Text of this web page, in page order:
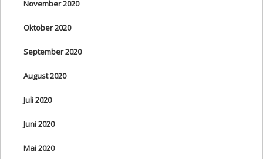
November 2020
Oktober 2020
September 2020
August 2020
Juli 2020
Juni 2020
Mai 2020